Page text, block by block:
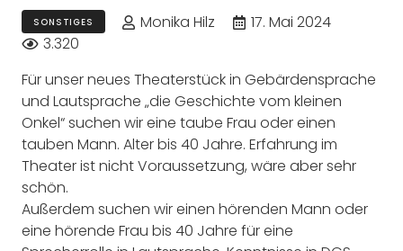
SONSTIGES Monika Hilz
17. Mai 2024
3.320
Für unser neues Theaterstück in Gebärdensprache
und Lautsprache „die Geschichte vom kleinen
Onkel“ suchen wir eine taube Frau oder einen
tauben Mann. Alter bis 40 Jahre. Erfahrung im
Theater ist nicht Voraussetzung, wäre aber sehr
schön.
Außerdem suchen wir einen hörenden Mann oder
eine hörende Frau bis 40 Jahre für eine